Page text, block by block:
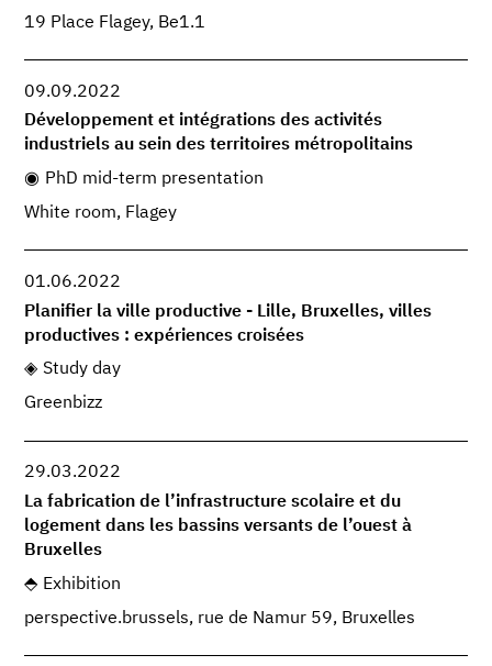
19 Place Flagey, Be1.1
09.09.2022
Développement et intégrations des activités
industriels au sein des territoires métropolitains
PhD mid-term presentation
White room, Flagey
01.06.2022
Planifier la ville productive - Lille, Bruxelles, villes
productives : expériences croisées
Study day
Greenbizz
29.03.2022
La fabrication de l’infrastructure scolaire et du
logement dans les bassins versants de l’ouest à
Bruxelles
Exhibition
perspective.brussels, rue de Namur 59, Bruxelles